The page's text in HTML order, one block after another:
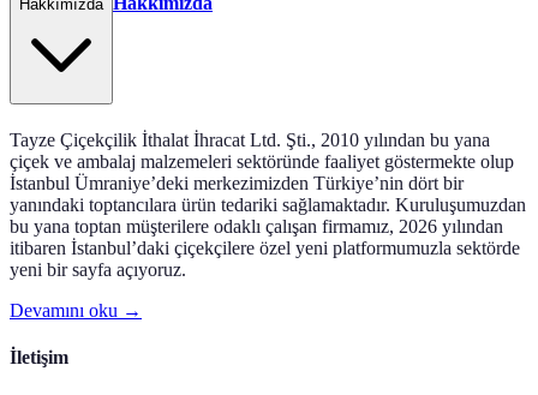
Hakkımızda
Tayze Çiçekçilik İthalat İhracat Ltd. Şti., 2010 yılından bu yana
çiçek ve ambalaj malzemeleri sektöründe faaliyet göstermekte olup
İstanbul Ümraniye’deki merkezimizden Türkiye’nin dört bir
yanındaki toptancılara ürün tedariki sağlamaktadır. Kuruluşumuzdan
bu yana toptan müşterilere odaklı çalışan firmamız, 2026 yılından
itibaren İstanbul’daki çiçekçilere özel yeni platformumuzla sektörde
yeni bir sayfa açıyoruz.
Devamını oku →
İletişim